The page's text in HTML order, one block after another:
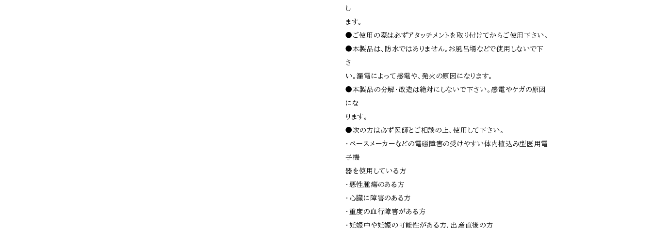
し
ます。
●ご使用の際は必ずアタッチメントを取り付けてからご使用下さい。
●本製品は、防水ではありません。お風呂場などで使用しないで下
さ
い。漏電によって感電や、発火の原因になります。
●本製品の分解・改造は絶対にしないで下さい。感電やケガの原因
にな
ります。
●次の方は必ず医師とご相談の上、使用して下さい。
・ペースメーカーなどの電磁障害の受けやすい体内植込み型医用電
子機
器を使用している方
・悪性腫瘍のある方
・心臓に障害のある方
・重度の血行障害がある方
・妊娠中や妊娠の可能性がある方、出産直後の方